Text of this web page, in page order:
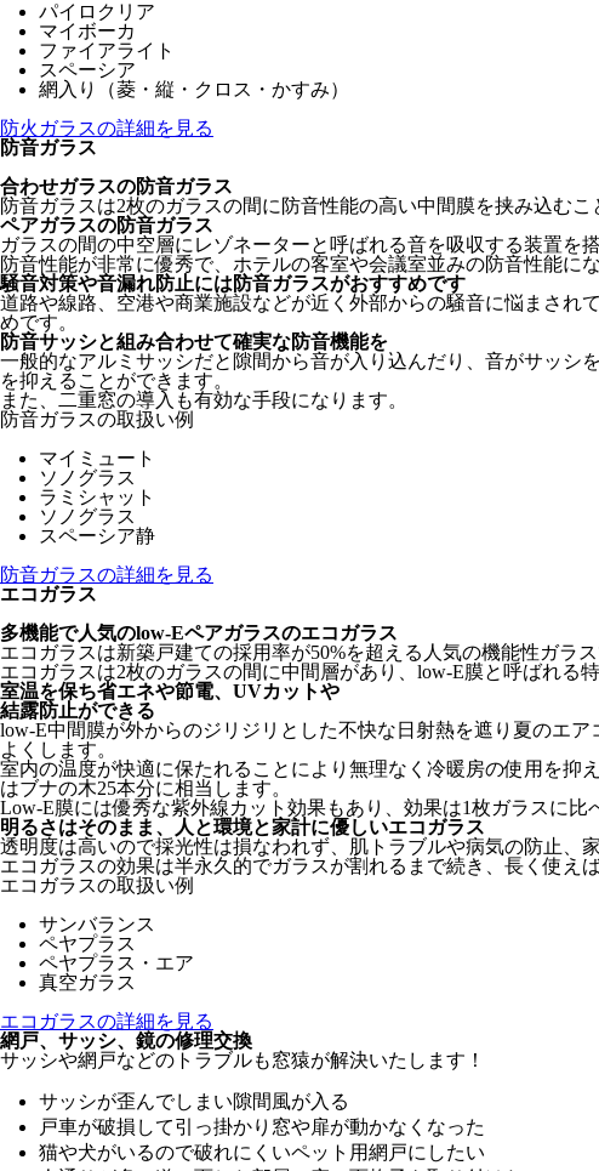
パイロクリア
マイボーカ
ファイアライト
スペーシア
網入り（菱・縦・クロス・かすみ）
防火ガラスの詳細を見る
防音ガラス
合わせガラスの防音ガラス
防音ガラスは2枚のガラスの間に防音性能の高い中間膜を挟み込む
ペアガラスの防音ガラス
ガラスの間の中空層にレゾネーターと呼ばれる音を吸収する装置を
防音性能が非常に優秀で、ホテルの客室や会議室並みの防音性能にな
騒音対策や音漏れ防止には防音ガラスがおすすめです
道路や線路、空港や商業施設などが近く外部からの騒音に悩まさ
めです。
防音サッシと組み合わせて確実な防音機能を
一般的なアルミサッシだと隙間から音が入り込んだり、音がサッ
を抑えることができます。
また、二重窓の導入も有効な手段になります。
防音ガラスの取扱い例
マイミュート
ソノグラス
ラミシャット
ソノグラス
スペーシア静
防音ガラスの詳細を見る
エコガラス
多機能で人気のlow-Eペアガラスのエコガラス
エコガラスは新築戸建ての採用率が50%を超える人気の機能性ガラ
エコガラスは2枚のガラスの間に中間層があり、low-E膜と呼ばれる
室温を保ち省エネや節電、UVカットや
結露防止ができる
low-E中間膜が外からのジリジリとした不快な日射熱を遮り夏のエ
よくします。
室内の温度が快適に保たれることにより無理なく冷暖房の使用を抑
はブナの木25本分に相当します。
Low-E膜には優秀な紫外線カット効果もあり、効果は1枚ガラスに比
明るさはそのまま、人と環境と家計に優しいエコガラス
透明度は高いので採光性は損なわれず、肌トラブルや病気の防止、
エコガラスの効果は半永久的でガラスが割れるまで続き、長く使え
エコガラスの取扱い例
サンバランス
ペヤプラス
ペヤプラス・エア
真空ガラス
エコガラスの詳細を見る
網戸、サッシ、鏡の修理交換
サッシや網戸などのトラブルも窓猿が解決いたします！
サッシが歪んでしまい隙間風が入る
戸車が破損して引っ掛かり窓や扉が動かなくなった
猫や犬がいるので破れにくいペット用網戸にしたい